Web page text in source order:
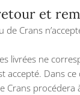
et
de Crans
livrées ne
accepté. Dans ce
Crans procédera